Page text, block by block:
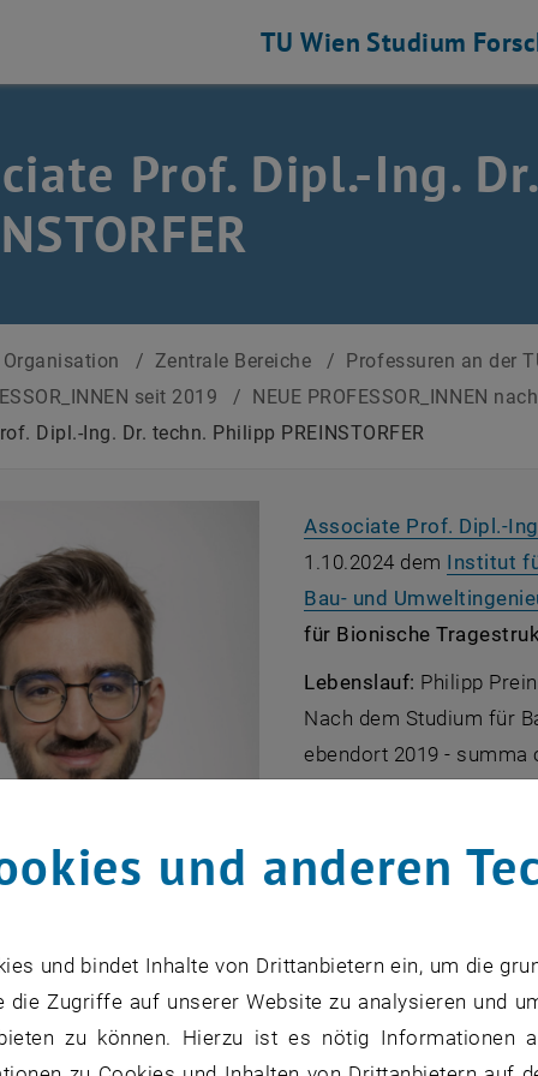
TU Wien Studium
Prof. Dipl.-Ing.
Organisation / Zentrale Bereiche / Professuren an der
seit 2019
/ NEUE PROFESSOR_INNEN
Dipl.-Ing. Dr. techn. Philipp PREINSTORFER
Associate Prof. Dipl.-
1.10.2024 dem Institut
Bau- und
für Bionische
Lebenslauf: Philipp
Nach dem Studium für
ebendort 2019 - summa
konnte er 2020 einen
für sich lukrieren, der
Qualifizierung zum
akademischen Tätigkeit
Vereins WaLeWi, der
und anderen
und bindet Inhalte von Drittanbietern ein, um die
Zugriffe auf unserer Website zu analysieren und
zu können. Hierzu ist es nötig Informationen